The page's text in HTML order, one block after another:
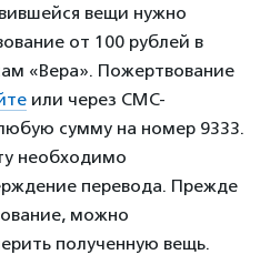
вещи нужно
от 100 рублей в
«Вера». Пожертвование
или через СМС-
сумму на номер 9333.
необходимо
перевода. Прежде
можно
полученную вещь.